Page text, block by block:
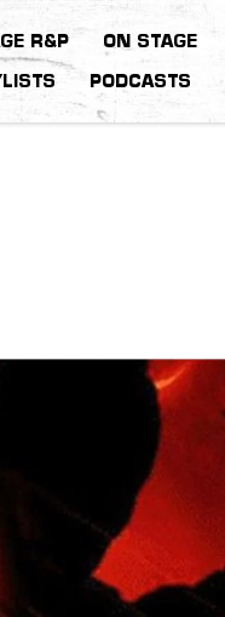
R&P ON STAGE
PODCASTS